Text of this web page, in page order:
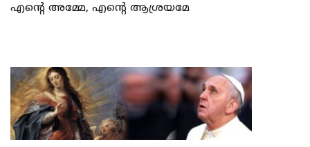
എന്‍റെ അമ്മേ, എന്‍റെ ആശ്രയമേ